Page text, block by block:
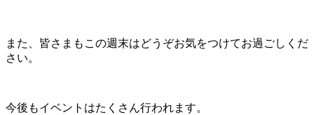
また、皆さまもこの週末はどうぞお気をつけてお過ごしくだ
さい。
今後もイベントはたくさん行われます。